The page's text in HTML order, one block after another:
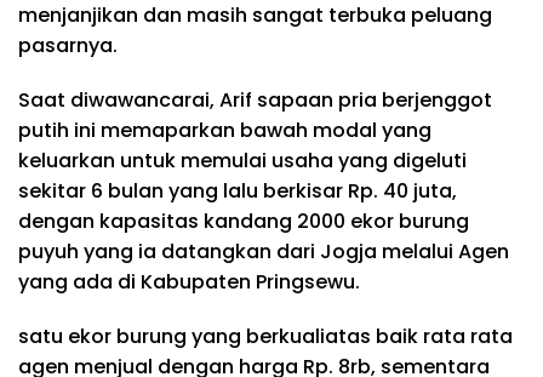
menjanjikan dan masih sangat terbuka peluang
pasarnya.
Saat diwawancarai, Arif sapaan pria berjenggot
putih ini memaparkan bawah modal yang
keluarkan untuk memulai usaha yang digeluti
sekitar 6 bulan yang lalu berkisar Rp. 40 juta,
dengan kapasitas kandang 2000 ekor burung
puyuh yang ia datangkan dari Jogja melalui Agen
yang ada di Kabupaten Pringsewu.
satu ekor burung yang berkualiatas baik rata rata
agen menjual dengan harga Rp. 8rb, sementara